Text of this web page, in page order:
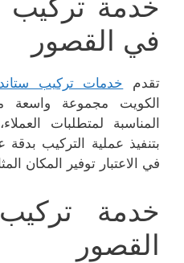
في القصور
تقدم خدمات تركيب
الكويت مجموعة واسعة
المناسبة لمتطلبات
بتنفيذ عملية التركيب بدقة
في الاعتبار توفير المكان
خدمة
القصور